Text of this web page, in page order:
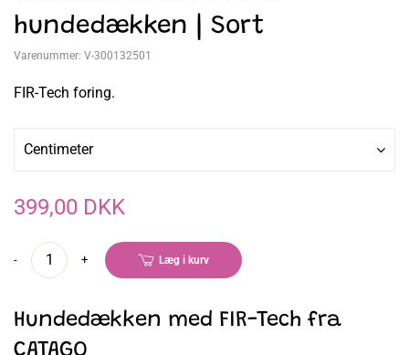
hundedækken | Sort
Varenummer: V-300132501
FIR-Tech foring.
Centimeter
399,00 DKK
- + Læg i kurv
Hundedækken med FIR-Tech fra
CATAGO